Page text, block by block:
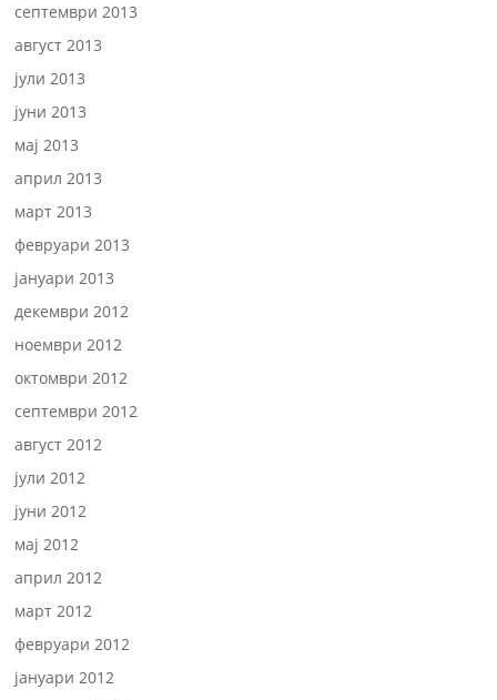
септември 2013
август 2013
јули 2013
јуни 2013
мај 2013
април 2013
март 2013
февруари 2013
јануари 2013
декември 2012
ноември 2012
октомври 2012
септември 2012
август 2012
јули 2012
јуни 2012
мај 2012
април 2012
март 2012
февруари 2012
јануари 2012